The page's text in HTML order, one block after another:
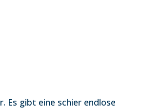
gibt eine schier endlose